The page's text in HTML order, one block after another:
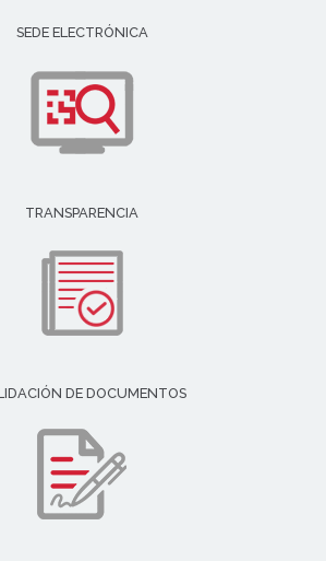
SEDE ELECTRÓNICA
TRANSPARENCIA
DE DOCUMENTOS